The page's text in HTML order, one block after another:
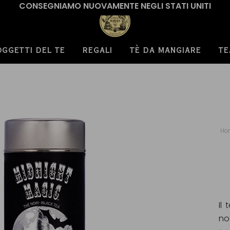
CONSEGNIAMO NUOVAMENTE NEGLI STATI UNITI
DEL TE REGALI TÈ DA MANGIARE
Il